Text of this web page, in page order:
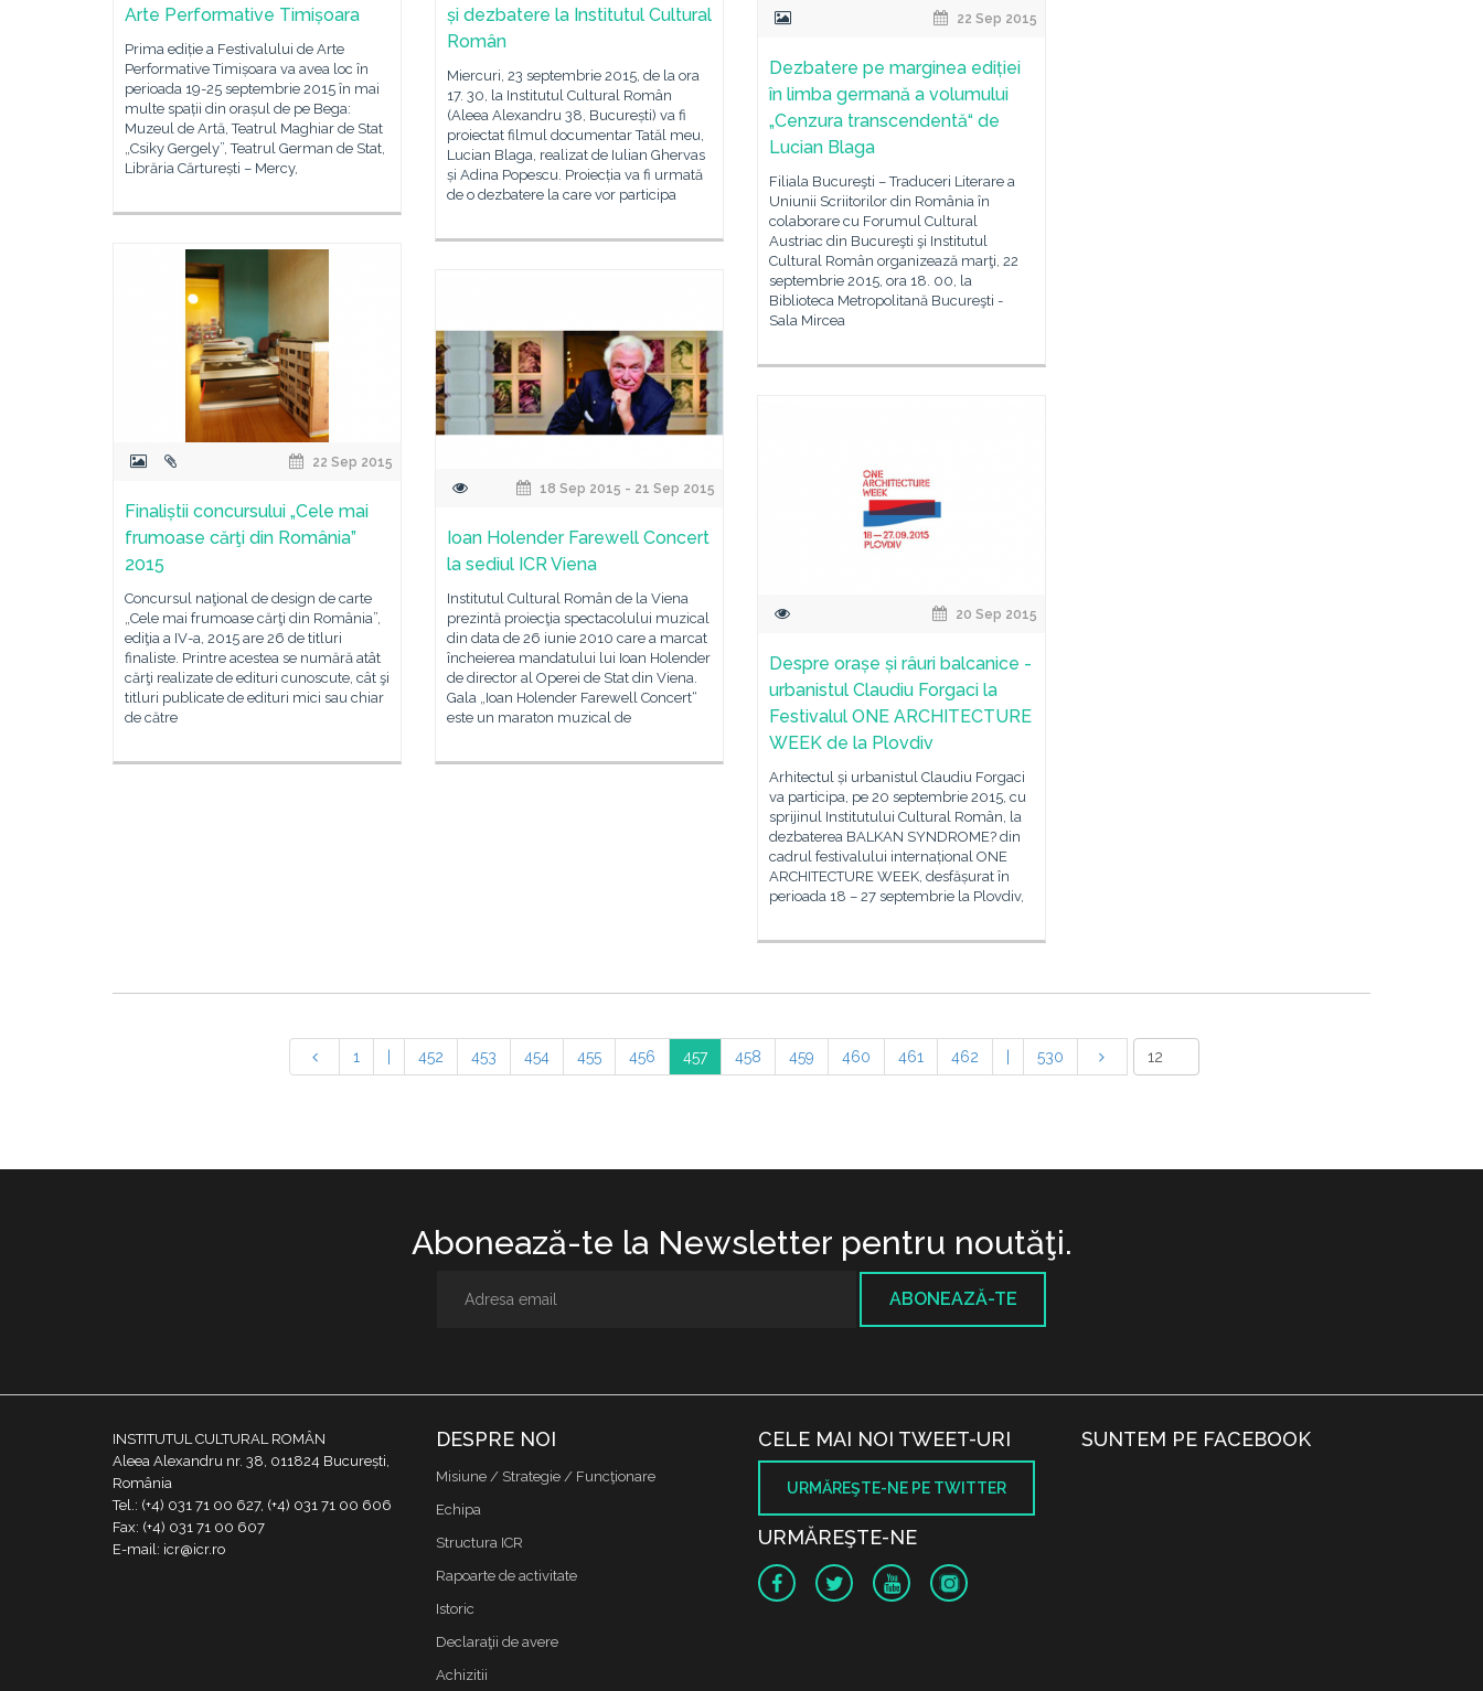
Arte Performative Timișoara
Prima ediție a Festivalului de Arte
Performative Timișoara va avea loc în
perioada 19-25 septembrie 2015 în mai
multe spații din orașul de pe Bega:
Muzeul de Artă, Teatrul Maghiar de Stat
„Csiky Gergely”, Teatrul German de Stat,
Librăria Cărturești – Mercy,
și dezbatere la Institutul Cultural
Român
Miercuri, 23 septembrie 2015, de la ora
17. 30, la Institutul Cultural Român
(Aleea Alexandru 38, București) va fi
proiectat filmul documentar Tatăl meu,
Lucian Blaga, realizat de Iulian Ghervas
și Adina Popescu. Proiecția va fi urmată
de o dezbatere la care vor participa
22 Sep 2015
Dezbatere pe marginea ediției
în limba germană a volumului
„Cenzura transcendentă“ de
Lucian Blaga
Filiala Bucureşti – Traduceri Literare a
Uniunii Scriitorilor din România în
colaborare cu Forumul Cultural
Austriac din Bucureşti şi Institutul
Cultural Român organizează marţi, 22
septembrie 2015, ora 18. 00, la
Biblioteca Metropolitană Bucureşti -
Sala Mircea
22 Sep 2015
Finaliștii concursului „Cele mai
frumoase cărţi din România”
2015
Concursul naţional de design de carte
„Cele mai frumoase cărţi din România”,
ediţia a IV-a, 2015 are 26 de titluri
finaliste. Printre acestea se numără atât
cărţi realizate de edituri cunoscute, cât şi
titluri publicate de edituri mici sau chiar
de către
18 Sep 2015 - 21 Sep 2015
Ioan Holender Farewell Concert
la sediul ICR Viena
Institutul Cultural Român de la Viena
prezintă proiecţia spectacolului muzical
din data de 26 iunie 2010 care a marcat
încheierea mandatului lui Ioan Holender
de director al Operei de Stat din Viena.
Gala „Ioan Holender Farewell Concert“
este un maraton muzical de
20 Sep 2015
Despre orașe și râuri balcanice -
urbanistul Claudiu Forgaci la
Festivalul ONE ARCHITECTURE
WEEK de la Plovdiv
Arhitectul și urbanistul Claudiu Forgaci
va participa, pe 20 septembrie 2015, cu
sprijinul Institutului Cultural Român, la
dezbaterea BALKAN SYNDROMЕ? din
cadrul festivalului internațional ONE
ARCHITECTURE WEEK, desfășurat în
perioada 18 – 27 septembrie la Plovdiv,
1 452 453 454 455 456 457 458 459 460 461 462 530
Abonează-te la Newsletter pentru noutăţi.
ABONEAZĂ-TE
INSTITUTUL CULTURAL ROMÂN
Aleea Alexandru nr. 38, 011824 București,
România
Tel.: (+4) 031 71 00 627, (+4) 031 71 00 606
Fax: (+4) 031 71 00 607
E-mail: icr@icr.ro
DESPRE NOI
Misiune / Strategie / Funcţionare
Echipa
Structura ICR
Rapoarte de activitate
Istoric
Declaraţii de avere
Achizitii
CELE MAI NOI TWEET-URI
URMĂREŞTE-NE PE TWITTER
URMĂREŞTE-NE
SUNTEM PE FACEBOOK